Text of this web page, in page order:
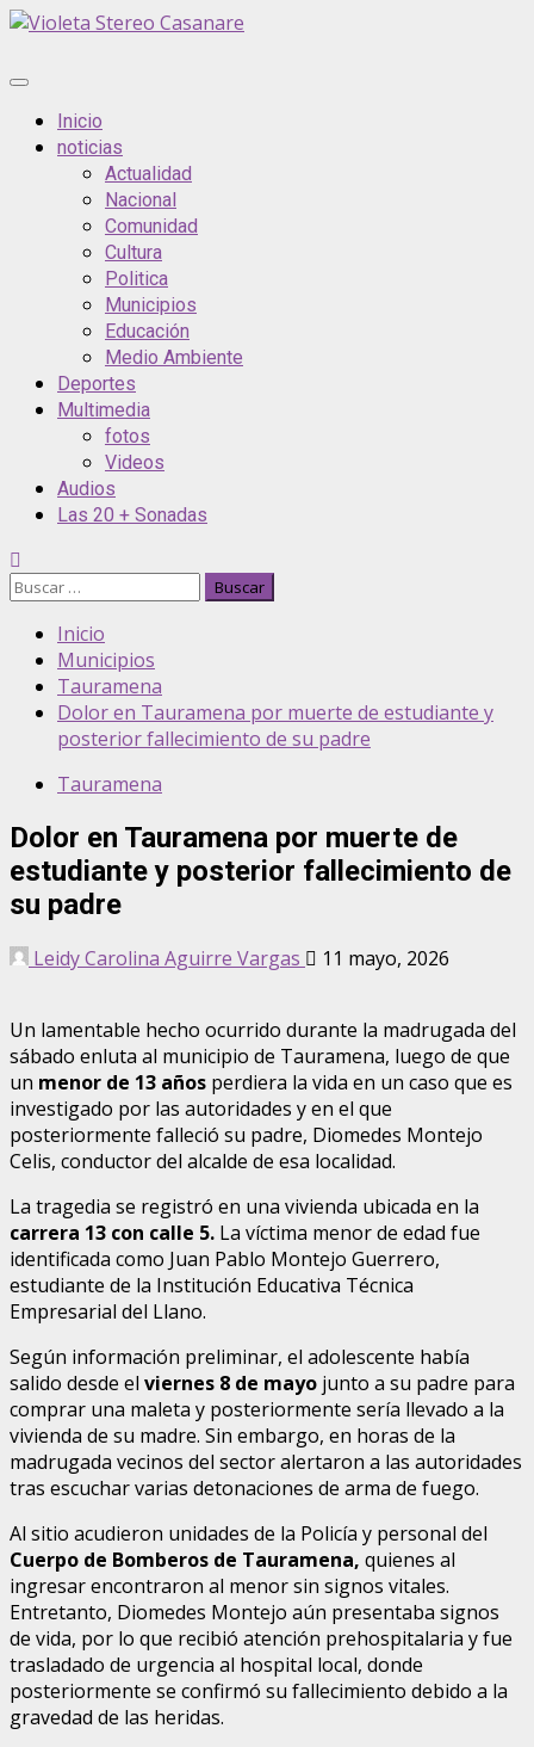
Inicio
noticias
Actualidad
Nacional
Comunidad
Cultura
Politica
Municipios
Educación
Medio Ambiente
Deportes
Multimedia
fotos
Videos
Audios
Las 20 + Sonadas
Inicio
Municipios
Tauramena
Dolor en Tauramena por muerte de estudiante y
posterior fallecimiento de su padre
Tauramena
Dolor en Tauramena por muerte de
estudiante y posterior fallecimiento de
su padre
Leidy Carolina Aguirre Vargas 11 mayo, 2026
Un lamentable hecho ocurrido durante la madrugada del
sábado enluta al municipio de Tauramena, luego de que
un menor de 13 años perdiera la vida en un caso que es
investigado por las autoridades y en el que
posteriormente falleció su padre, Diomedes Montejo
Celis, conductor del alcalde de esa localidad.
La tragedia se registró en una vivienda ubicada en la
carrera 13 con calle 5. La víctima menor de edad fue
identificada como Juan Pablo Montejo Guerrero,
estudiante de la Institución Educativa Técnica
Empresarial del Llano.
Según información preliminar, el adolescente había
salido desde el viernes 8 de mayo junto a su padre para
comprar una maleta y posteriormente sería llevado a la
vivienda de su madre. Sin embargo, en horas de la
madrugada vecinos del sector alertaron a las autoridades
tras escuchar varias detonaciones de arma de fuego.
Al sitio acudieron unidades de la Policía y personal del
Cuerpo de Bomberos de Tauramena, quienes al
ingresar encontraron al menor sin signos vitales.
Entretanto, Diomedes Montejo aún presentaba signos
de vida, por lo que recibió atención prehospitalaria y fue
trasladado de urgencia al hospital local, donde
posteriormente se confirmó su fallecimiento debido a la
gravedad de las heridas.